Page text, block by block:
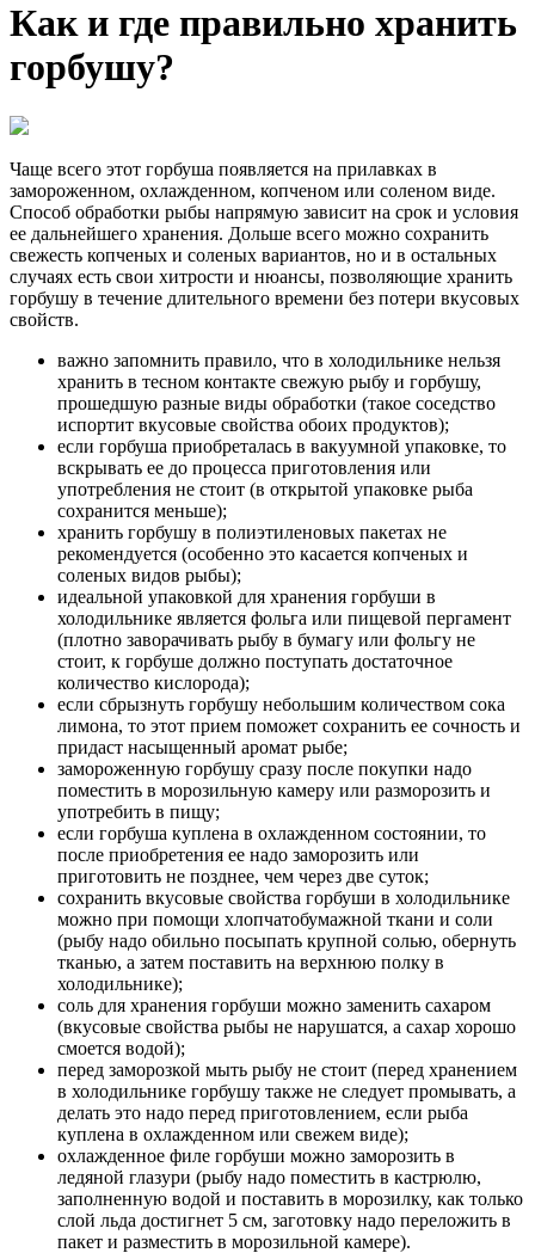
Как и где правильно хранить
горбушу?
Чаще всего этот горбуша появляется на прилавках в
замороженном, охлажденном, копченом или соленом виде.
Способ обработки рыбы напрямую зависит на срок и условия
ее дальнейшего хранения. Дольше всего можно сохранить
свежесть копченых и соленых вариантов, но и в остальных
случаях есть свои хитрости и нюансы, позволяющие хранить
горбушу в течение длительного времени без потери вкусовых
свойств.
важно запомнить правило, что в холодильнике нельзя
хранить в тесном контакте свежую рыбу и горбушу,
прошедшую разные виды обработки (такое соседство
испортит вкусовые свойства обоих продуктов);
если горбуша приобреталась в вакуумной упаковке, то
вскрывать ее до процесса приготовления или
употребления не стоит (в открытой упаковке рыба
сохранится меньше);
хранить горбушу в полиэтиленовых пакетах не
рекомендуется (особенно это касается копченых и
соленых видов рыбы);
идеальной упаковкой для хранения горбуши в
холодильнике является фольга или пищевой пергамент
(плотно заворачивать рыбу в бумагу или фольгу не
стоит, к горбуше должно поступать достаточное
количество кислорода);
если сбрызнуть горбушу небольшим количеством сока
лимона, то этот прием поможет сохранить ее сочность и
придаст насыщенный аромат рыбе;
замороженную горбушу сразу после покупки надо
поместить в морозильную камеру или разморозить и
употребить в пищу;
если горбуша куплена в охлажденном состоянии, то
после приобретения ее надо заморозить или
приготовить не позднее, чем через две суток;
сохранить вкусовые свойства горбуши в холодильнике
можно при помощи хлопчатобумажной ткани и соли
(рыбу надо обильно посыпать крупной солью, обернуть
тканью, а затем поставить на верхнюю полку в
холодильнике);
соль для хранения горбуши можно заменить сахаром
(вкусовые свойства рыбы не нарушатся, а сахар хорошо
смоется водой);
перед заморозкой мыть рыбу не стоит (перед хранением
в холодильнике горбушу также не следует промывать, а
делать это надо перед приготовлением, если рыба
куплена в охлажденном или свежем виде);
охлажденное филе горбуши можно заморозить в
ледяной глазури (рыбу надо поместить в кастрюлю,
заполненную водой и поставить в морозилку, как только
слой льда достигнет 5 см, заготовку надо переложить в
пакет и разместить в морозильной камере).